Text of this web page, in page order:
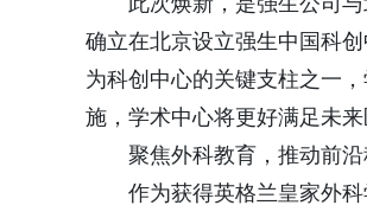
确立在北京设立强生中国科
为科创中心的关键支柱之一
施，学术中心将更好满足未
聚焦外科教育，推动前
作为获得英格兰皇家外